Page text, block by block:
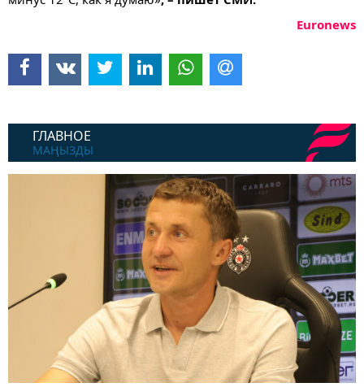
ГЛАВНОЕ
МАҢЫЗДЫ
Euronews